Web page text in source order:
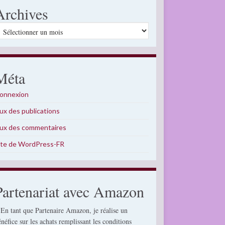
des publications
des commentaires
de WordPress-FR
avec Amazon
tant que Partenaire Amazon, je réalise un
sur les achats remplissant les conditions